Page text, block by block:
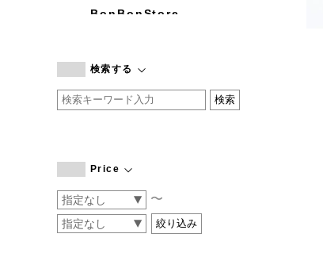
BonBonStore
by basics
CATWORTH
COGTHEBIGSMOKE
CONVERSE
DEAN & DELUCA
検索する
Price
〜